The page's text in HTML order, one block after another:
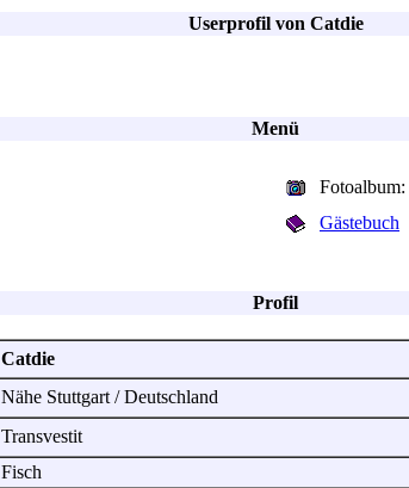
Userprofil von Catdie
Menü
Fotoalbum:
Gästebuch
Profil
Catdie
Nähe Stuttgart / Deutschland
Transvestit
Fisch